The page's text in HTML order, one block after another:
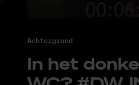
Achtergrond
In het